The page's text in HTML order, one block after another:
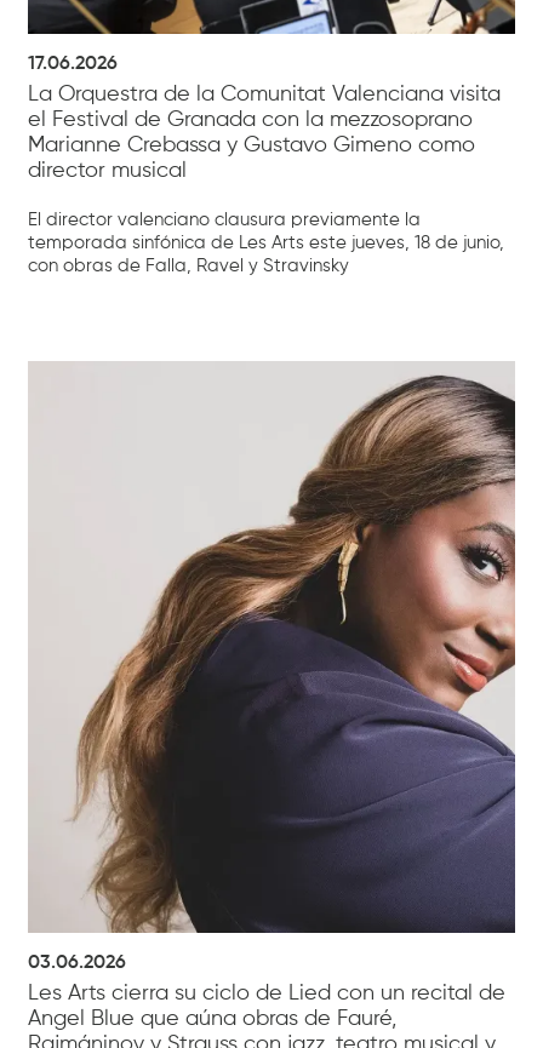
17.06.2026
La Orquestra de la Comunitat Valenciana visita
el Festival de Granada con la mezzosoprano
Marianne Crebassa y Gustavo Gimeno como
director musical
El director valenciano clausura previamente la
temporada sinfónica de Les Arts este jueves, 18 de junio,
con obras de Falla, Ravel y Stravinsky
03.06.2026
Les Arts cierra su ciclo de Lied con un recital de
Angel Blue que aúna obras de Fauré,